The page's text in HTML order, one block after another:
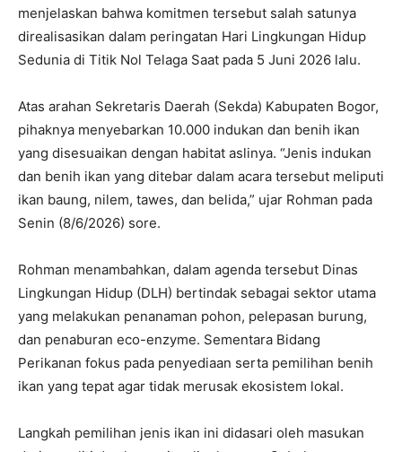
menjelaskan bahwa komitmen tersebut salah satunya
direalisasikan dalam peringatan Hari Lingkungan Hidup
Sedunia di Titik Nol Telaga Saat pada 5 Juni 2026 lalu.
Atas arahan Sekretaris Daerah (Sekda) Kabupaten Bogor,
pihaknya menyebarkan 10.000 indukan dan benih ikan
yang disesuaikan dengan habitat aslinya. “Jenis indukan
dan benih ikan yang ditebar dalam acara tersebut meliputi
ikan baung, nilem, tawes, dan belida,” ujar Rohman pada
Senin (8/6/2026) sore.
Rohman menambahkan, dalam agenda tersebut Dinas
Lingkungan Hidup (DLH) bertindak sebagai sektor utama
yang melakukan penanaman pohon, pelepasan burung,
dan penaburan eco-enzyme. Sementara Bidang
Perikanan fokus pada penyediaan serta pemilihan benih
ikan yang tepat agar tidak merusak ekosistem lokal.
Langkah pemilihan jenis ikan ini didasari oleh masukan